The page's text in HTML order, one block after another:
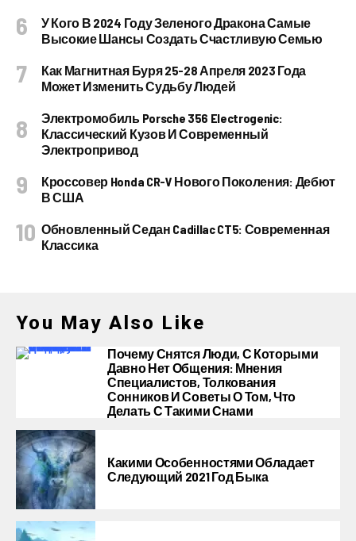
У Кого В 2024 Году Зеленого Дракона Самые
Высокие Шансы Создать Счастливую Семью
Как Магнитная Буря 25-28 Апреля 2023 Года
Может Изменить Судьбу Людей
Электромобиль Porsche 356 Electrogenic:
Классический Кузов И Современный
Электропривод
Кроссовер Honda CR-V Нового Поколения: Дебют
В США
Обновленный Седан Cadillac CT5: Современная
Классика
You May Also Like
Почему Снятся Люди, С Которыми
Давно Нет Общения: Мнения
Специалистов, Толкования
Сонников И Советы О Том, Что
Делать С Такими Снами
Какими Особенностями Обладает
Следующий 2021 Год Быка